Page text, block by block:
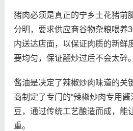
猪肉必须是真正的宁乡土花猪前
分明，要求供应商谷物杂粮喂养
内送达店面，以保证肉质的新鲜
要均匀，保证翻炒过后不会太碎。
酱油是决定了辣椒炒肉味道的关
商制定了专门的“辣椒炒肉专用
豆，通过传统工艺酿造而成，能
重。